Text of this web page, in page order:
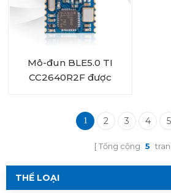
Mô-đun BLE5.0 TI
CC2640R2F được
1 2 3 4 5
Tổng cộng 5
THỂ LOẠI